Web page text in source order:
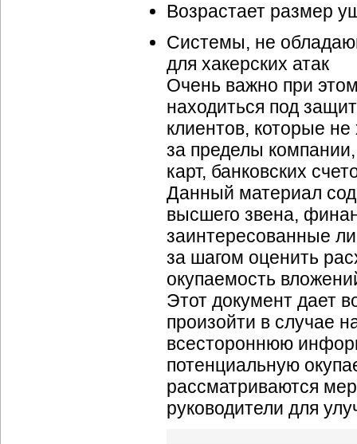
Возрастает размер
Системы, не
для хакерских атак
Очень важно при
находиться под
клиентов, которые
за пределы
карт, банковских
Данный материал
высшего звена,
заинтересованные
за шагом оценить
окупаемость
Этот документ дает
произойти в случае
всестороннюю
потенциальную
рассматриваются
руководители для